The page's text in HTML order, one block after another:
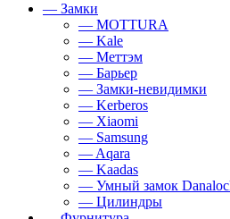
— Замки
— MOTTURA
— Kale
— Меттэм
— Барьер
— Замки-невидимки
— Kerberos
— Xiaomi
— Samsung
— Aqara
— Kaadas
— Умный замок
— Цилиндры